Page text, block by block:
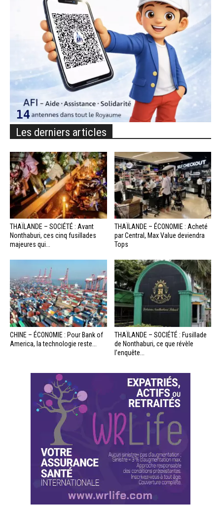
Les derniers articles
THAÏLANDE – SOCIÉTÉ : Avant
Nonthaburi, ces cinq fusillades
majeures qui...
THAÏLANDE – ÉCONOMIE : Acheté
par Central, Max Value deviendra
Tops
CHINE – ÉCONOMIE : Pour Bank of
America, la technologie reste...
THAÏLANDE – SOCIÉTÉ : Fusillade
de Nonthaburi, ce que révèle
l’enquête...